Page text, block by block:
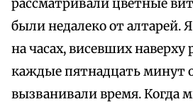
рассматривали цветные
были недалеко от алтарей.
на часах, висевших наверху
каждые пятнадцать минут
вызванивали время. Когда